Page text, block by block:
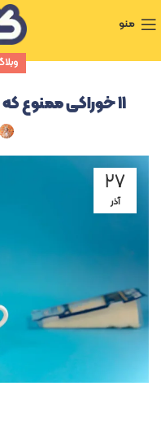
منو
۱۱ خوراکی ممنوع که نباید در دوران بارداری خورد
۲۷
آذر